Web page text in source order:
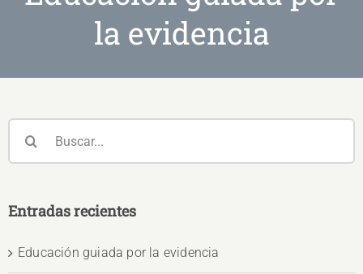
la evidencia
Entradas recientes
Educación guiada por la evidencia